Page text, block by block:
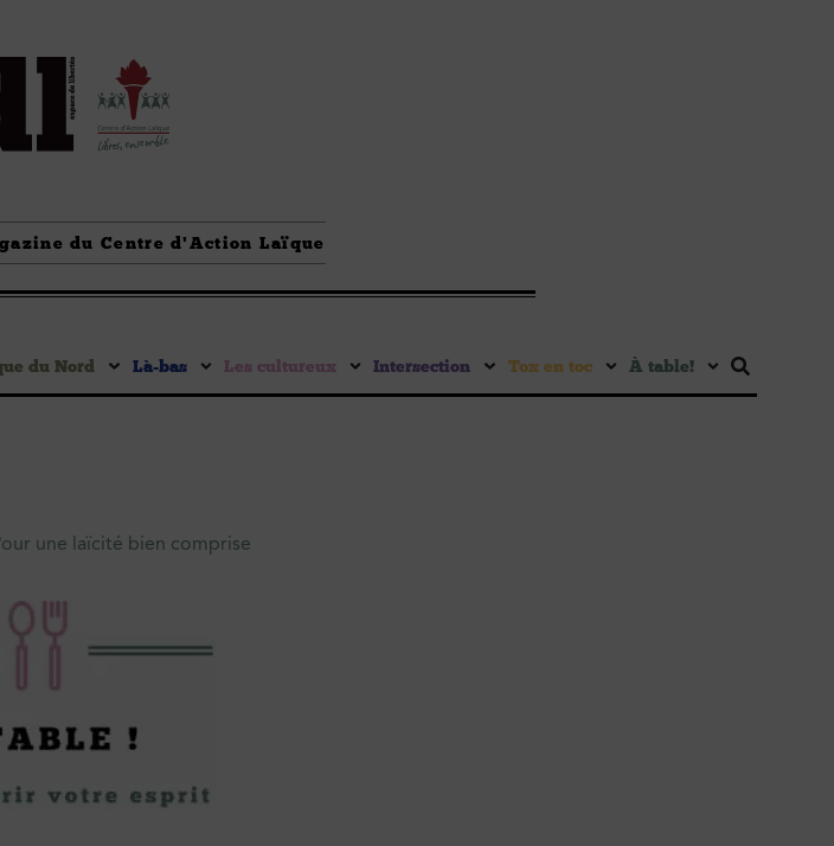
du Centre d'Action Laïque
du Nord Là-bas Les cultureux Intersection Tox en toc À table !
une laïcité bien comprise